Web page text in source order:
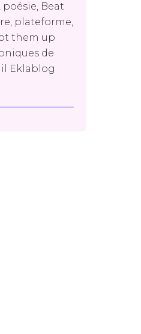
poésie, Beat
plateforme,
them up
de
Eklablog